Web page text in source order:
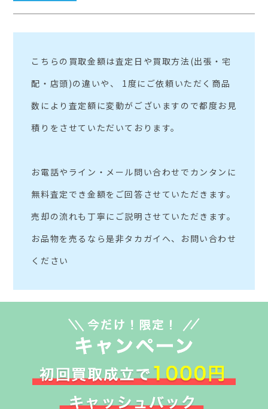
こちらの買取金額は査定日や買取方法(出張・宅
配・店頭)の違いや、 1度にご依頼いただく商品
数により査定額に変動がございますので都度お見
積りをさせていただいております。
お電話やライン・メール問い合わせでカンタンに
無料査定でき金額をご回答させていただきます。
売却の流れも丁寧にご説明させていただきます。
お品物を売るなら是非タカガイへ、お問い合わせ
ください